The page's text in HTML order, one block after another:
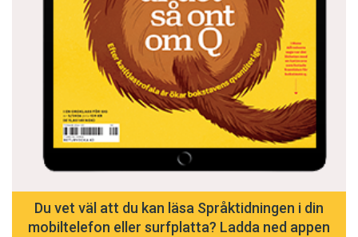
Du vet väl att du kan läsa Språktidningen i din
mobiltelefon eller surfplatta? Ladda ned appen